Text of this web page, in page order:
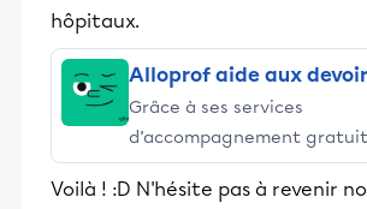
hôpitaux.
Alloprof aide aux
Grâce à ses services
d’accompagnement
stimulants, Alloprof
et leurs parents dans la
Voilà ! :D N'hésite pas à revenir